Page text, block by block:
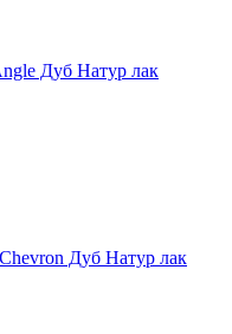
Дуб Натур лак
Дуб Натур лак